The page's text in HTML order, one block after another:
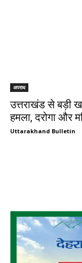
अपराध
उत्तराखंड से बड़ी
हमला, दरोगा और
Uttarakhand Bulletin -